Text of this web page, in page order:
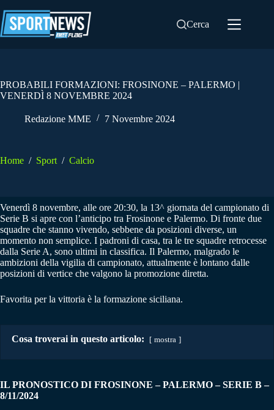
al
contenuto
Cerca
PROBABILI FORMAZIONI: FROSINONE – PALERMO |
VENERDÌ 8 NOVEMBRE 2024
Redazione MME 7 Novembre 2024
Home / Sport / Calcio
Venerdì 8 novembre, alle ore 20:30, la 13^ giornata del campionato di
Serie B si apre con l’anticipo tra Frosinone e Palermo. Di fronte due
squadre che stanno vivendo, sebbene da posizioni diverse, un
momento non semplice. I padroni di casa, tra le tre squadre retrocesse
dalla Serie A, sono ultimi in classifica. Il Palermo, malgrado le
ambizioni della vigilia di campionato, attualmente è lontano dalle
posizioni di vertice che valgono la promozione diretta.
Favorita per la vittoria è la formazione siciliana.
Cosa troverai in questo articolo: mostra
IL PRONOSTICO DI FROSINONE – PALERMO–SERIE B –
8/11/2024